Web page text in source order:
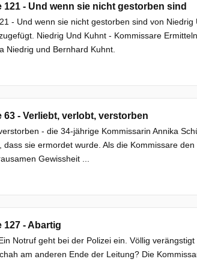
121 - Und wenn sie nicht gestorben sind
- Und wenn sie nicht gestorben sind von
Niedrig Und Kuhnt - Kommissare
Niedrig und Bernhard Kuhnt.
63 - Verliebt, verlobt, verstorben
- die 34-jährige Kommissarin Annika
dass sie ermordet wurde. Als die Kommissare
Gewissheit ...
127 - Abartig
Notruf geht bei der Polizei ein. Völlig
am anderen Ende der Leitung? Die